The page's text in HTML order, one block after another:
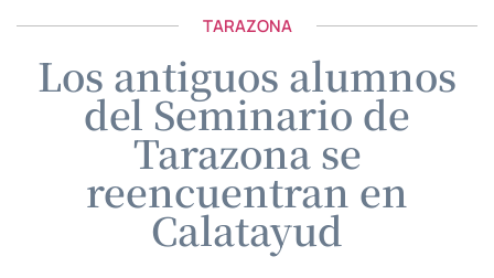
TARAZONA
Los antiguos alumnos
del Seminario de
Tarazona se
reencuentran en
Calatayud